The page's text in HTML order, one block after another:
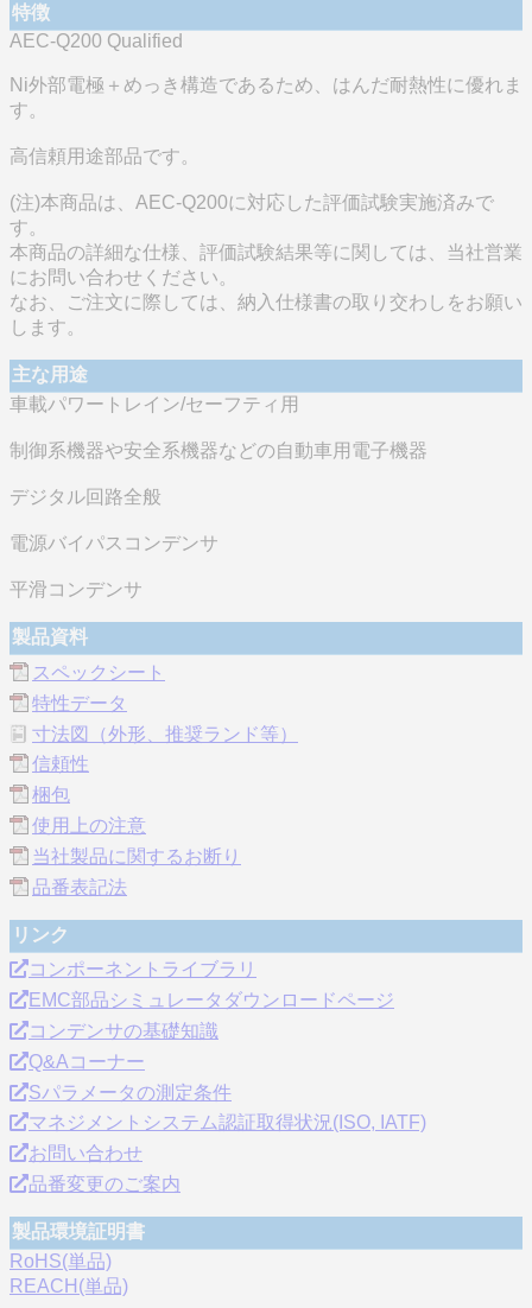
特徴
AEC-Q200 Qualified
Ni外部電極＋めっき構造であるため、はんだ耐熱性に優れま
す。
高信頼用途部品です。
(注)本商品は、AEC-Q200に対応した評価試験実施済みで
す。
本商品の詳細な仕様、評価試験結果等に関しては、当社営業
にお問い合わせください。
なお、ご注文に際しては、納入仕様書の取り交わしをお願い
します。
主な用途
車載パワートレイン/セーフティ用
制御系機器や安全系機器などの自動車用電子機器
デジタル回路全般
電源バイパスコンデンサ
平滑コンデンサ
製品資料
スペックシート
特性データ
寸法図（外形、推奨ランド等）
信頼性
梱包
使用上の注意
当社製品に関するお断り
品番表記法
リンク
コンポーネントライブラリ
EMC部品シミュレータダウンロードページ
コンデンサの基礎知識
Q&Aコーナー
Sパラメータの測定条件
マネジメントシステム認証取得状況(ISO, IATF)
お問い合わせ
品番変更のご案内
製品環境証明書
RoHS(単品)
REACH(単品)